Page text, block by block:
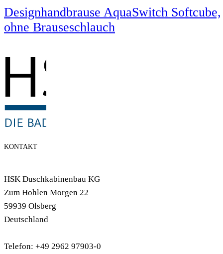
Designhandbrause AquaSwitch Softcube,
ohne Brauseschlauch
KONTAKT
HSK Duschkabinenbau KG
Zum Hohlen Morgen 22
59939 Olsberg
Deutschland
Telefon: +49 2962 97903-0